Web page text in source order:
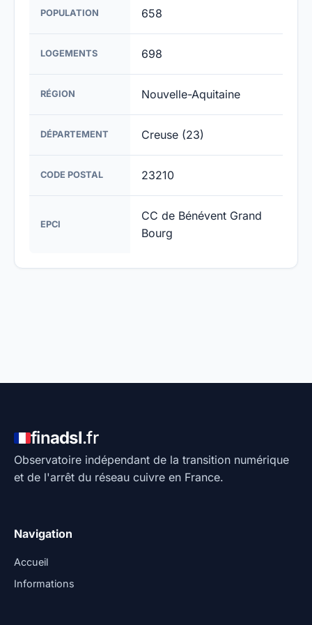
POPULATION 658
LOGEMENTS 698
RÉGION Nouvelle-Aquitaine
DÉPARTEMENT Creuse (23)
CODE POSTAL 23210
EPCI
CC de Bénévent Grand
Bourg
finadsl.fr
Observatoire indépendant de la transition numérique
et de l'arrêt du réseau cuivre en France.
Navigation
Accueil
Informations